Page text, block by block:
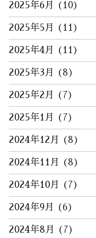
2025年6月 (10)
2025年5月 (11)
2025年4月 (11)
2025年3月 (8)
2025年2月 (7)
2025年1月 (7)
2024年12月 (8)
2024年11月 (8)
2024年10月 (7)
2024年9月 (6)
2024年8月 (7)